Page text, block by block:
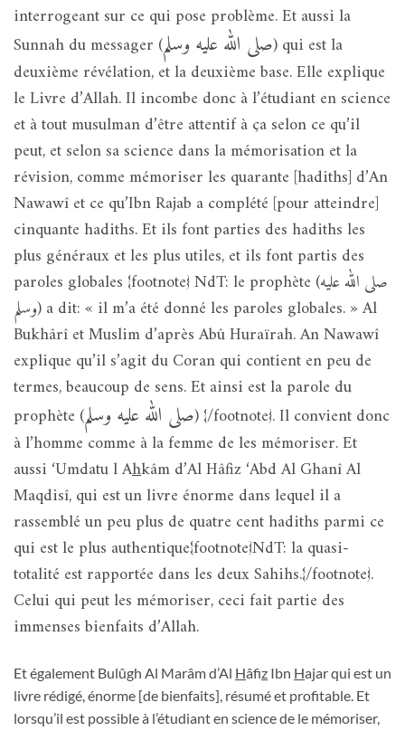
interrogeant sur ce qui pose problème. Et aussi la
Sunnah du messager (صلى الله عليه وسلم) qui est la
deuxième révélation, et la deuxième base. Elle explique
le Livre d’Allah. Il incombe donc à l’étudiant en science
et à tout musulman d’être attentif à ça selon ce qu’il
peut, et selon sa science dans la mémorisation et la
révision, comme mémoriser les quarante [hadiths] d’An
Nawawî et ce qu’Ibn Rajab a complété [pour atteindre]
cinquante hadiths. Et ils font parties des hadiths les
plus généraux et les plus utiles, et ils font partis des
paroles globales {footnote} NdT: le prophète (صلى الله عليه
وسلم) a dit: « il m’a été donné les paroles globales. » Al
Bukhârî et Muslim d’après Abû Huraïrah. An Nawawî
explique qu’il s’agit du Coran qui contient en peu de
termes, beaucoup de sens. Et ainsi est la parole du
prophète (صلى الله عليه وسلم) {/footnote}. Il convient donc
à l’homme comme à la femme de les mémoriser. Et
aussi ‘Umdatu l Ahkâm d’Al Hâfiz ‘Abd Al Ghanî Al
Maqdisî, qui est un livre énorme dans lequel il a
rassemblé un peu plus de quatre cent hadiths parmi ce
qui est le plus authentique{footnote}NdT: la quasi-
totalité est rapportée dans les deux Sahihs.{/footnote}.
Celui qui peut les mémoriser, ceci fait partie des
immenses bienfaits d’Allah.
Et également Bulûgh Al Marâm d’Al Hâfiz Ibn Hajar qui est un
livre rédigé, énorme [de bienfaits], résumé et profitable. Et
lorsqu’il est possible à l’étudiant en science de le mémoriser,